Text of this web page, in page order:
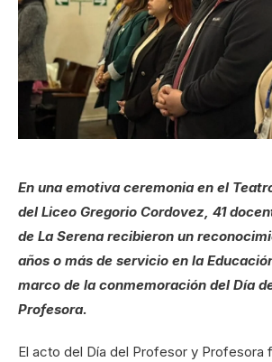
En una emotiva ceremonia en el
del Liceo Gregorio Cordovez, 41
de La Serena recibieron un
años o más de servicio en la
marco de la conmemoración del Día
Profesora.
El acto del Día del Profesor y Profesora